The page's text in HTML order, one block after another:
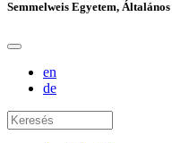
Semmelweis Egyetem,
en
de